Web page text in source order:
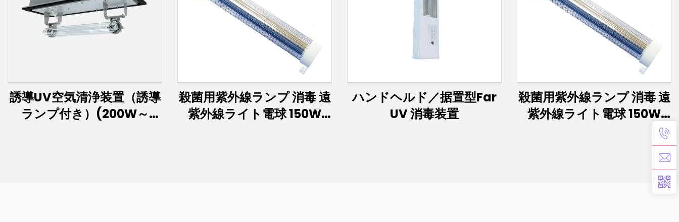
誘導UV空気清浄装置（誘導
ランプ付き）(200W～
殺菌用紫外線ランプ 消毒 遠
紫外線ライト電球 150W
ハンドヘルド／据置型Far
UV 消毒装置
殺菌用紫外線ランプ 消毒 遠
紫外線ライト電球 150W
60W 30W エキシマランプ